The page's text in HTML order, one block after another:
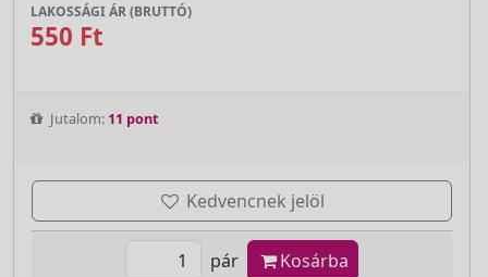
LAKOSSÁGI ÁR (BRUTTÓ)
550 Ft
Jutalom: 11 pont
Kedvencnek jelöl
pár Kosárba